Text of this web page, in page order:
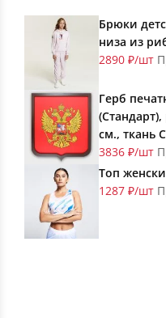
Брюки
низа из
2890 ₽/шт
Герб
см., ткань
3836 ₽/шт
Топ
1287 ₽/шт